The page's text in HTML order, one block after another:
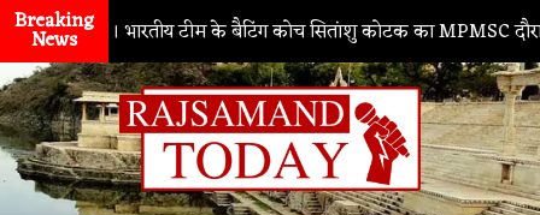
Breaking
News
नाथद्वारा। भारतीय टीम के बैटिंग कोच सितांशु कोटक का MPMSC दौरा, युवा